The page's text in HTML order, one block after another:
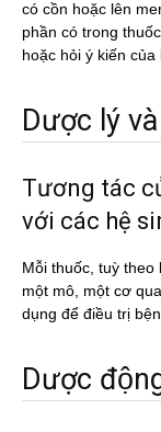
có cồn hoặc lên
phần có trong
hoặc hỏi ý kiến
Dược lý
Tương tác
với các hệ
Mỗi thuốc, tuỳ theo
một mô, một cơ
dụng để điều trị
Dược